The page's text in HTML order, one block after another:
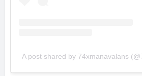
A post shared by 74xmanavalans